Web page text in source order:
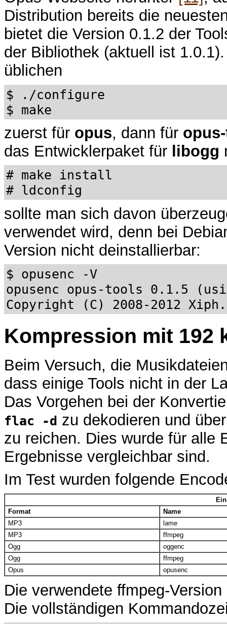
Distribution bereits die
bietet die Version 0.1.2 der
der Bibliothek (aktuell ist
üblichen
$ ./configure
$ make
zuerst für opus, dann für
das Entwicklerpaket für libogg
# make install
# ldconfig
sollte man sich davon
verwendet wird, denn bei
Version nicht deinstallierbar:
$ opusenc -V
opusenc opus-tools 0.1.5
Copyright (C) 2008-2012
Kompression mit 192
Beim Versuch, die
dass einige Tools nicht in der
Das Vorgehen bei der
flac -d zu dekodieren und
zu reichen. Dies wurde für alle
Ergebnisse vergleichbar sind.
Im Test wurden folgende
Format
Name
MP3
lame
MP3
ffmpeg
Ogg
oggenc
Ogg
ffmpeg
Opus
opusenc
Die verwendete ffmpeg-
Die vollständigen